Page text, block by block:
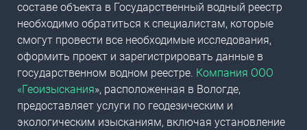
составе объекта в Государственный водный реестр
необходимо обратиться к специалистам, которые
смогут провести все необходимые исследования,
оформить проект и зарегистрировать данные в
государственном водном реестре. Компания ООО
«Геоизыскания», расположенная в Вологде,
предоставляет услуги по геодезическим и
экологическим изысканиям, включая установление